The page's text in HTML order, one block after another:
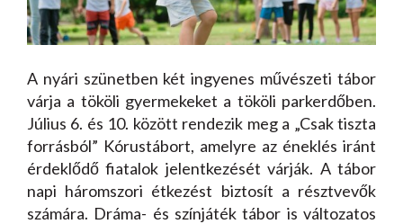
A nyári szünetben két ingyenes művészeti tábor
várja a tököli gyermekeket a tököli parkerdőben.
Július 6. és 10. között rendezik meg a „Csak tiszta
forrásból” Kórustábort, amelyre az éneklés iránt
érdeklődő fiatalok jelentkezését várják. A tábor
napi háromszori étkezést biztosít a résztvevők
számára. Dráma- és színjáték tábor is változatos